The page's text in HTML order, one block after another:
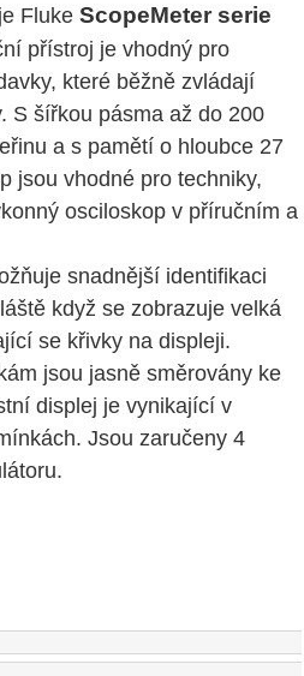
Fluke ScopeMeter serie
přístroj je vhodný pro
které běžně zvládají
S šířkou pásma až do 200
a s pamětí o hloubce 27
jsou vhodné pro techniky,
osciloskop v příručním a
snadnější identifikaci
když se zobrazuje velká
se křivky na displeji.
jsou jasně směrovány ke
displej je vynikající v
Jsou zaručeny 4